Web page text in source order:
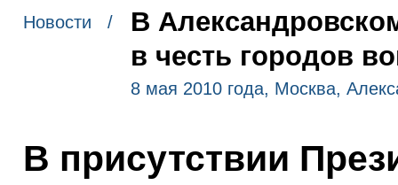
Новости /
В
в честь городов
8 мая 2010 года, Москва,
В присутствии